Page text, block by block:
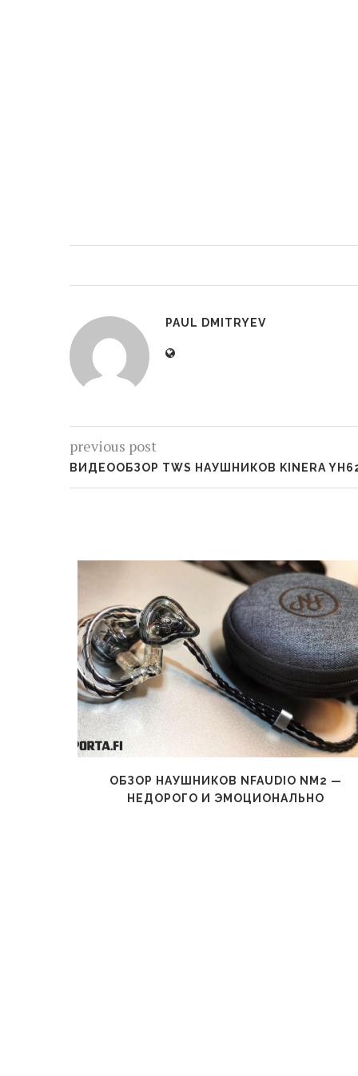
PAUL DMITRYEV
previous post
ВИДЕООБЗОР TWS НАУШНИКОВ KINERA
ОБЗОР НАУШНИКОВ NFAUDIO NM2 —
НЕДОРОГО И ЭМОЦИОНАЛЬНО